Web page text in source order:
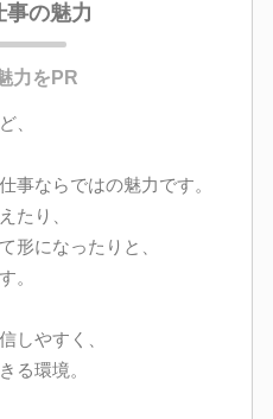
事の魅力
力をPR
、
事ならではの魅力です。
たり、
形になったりと、
。
しやすく、
る環境。